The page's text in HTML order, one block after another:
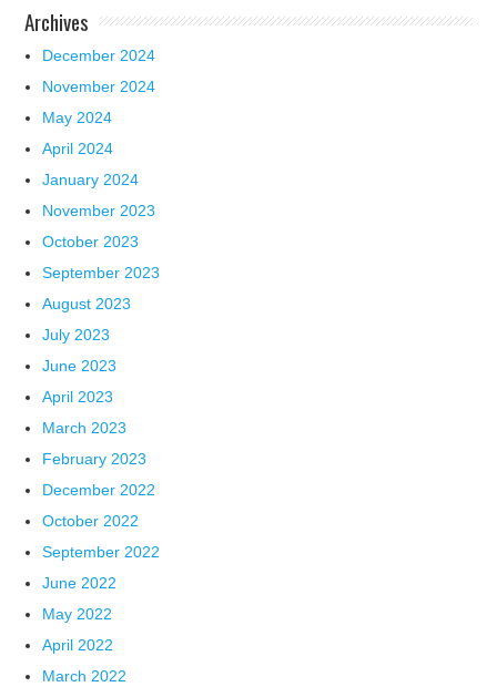
Archives
December 2024
November 2024
May 2024
April 2024
January 2024
November 2023
October 2023
September 2023
August 2023
July 2023
June 2023
April 2023
March 2023
February 2023
December 2022
October 2022
September 2022
June 2022
May 2022
April 2022
March 2022